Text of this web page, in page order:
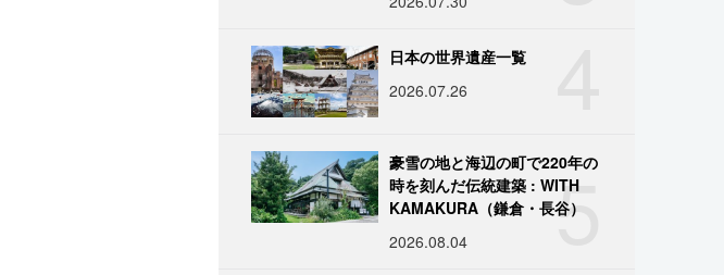
日本の世界遺産一覧
2026.07.26
5
豪雪の地と海辺の町で220年の
時を刻んだ伝統建築 : WITH
KAMAKURA（鎌倉・長谷）
2026.08.04